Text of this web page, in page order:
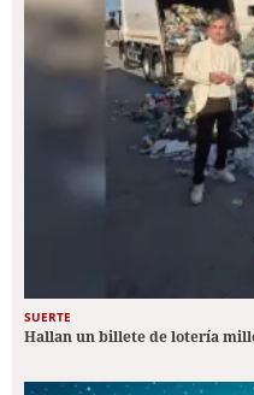
SUERTE
Hallan un billete de lotería